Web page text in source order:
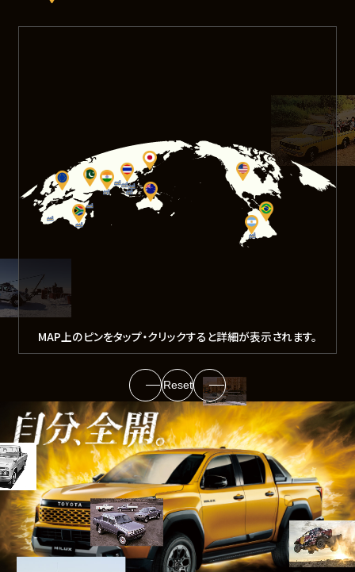
MAP上のピンをタップ・クリックすると詳細が表示されます。
Reset